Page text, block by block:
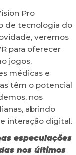
Pro
de tecnologia do
veremos
para oferecer
jogos,
médicas e
têm o potencial
nos
abrindo
interação digital.
especulações
nos últimos